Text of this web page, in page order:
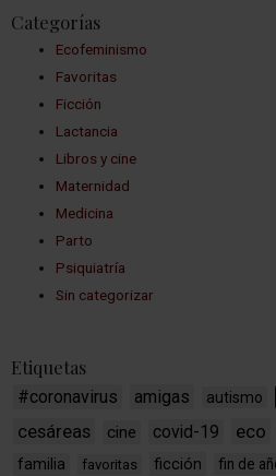
Categorías
Ecofeminismo
Favoritas
Ficción
Lactancia
Libros y cine
Maternidad
Medicina
Parto
Psiquiatría
Sin categorizar
Etiquetas
#coronavirus amigas autismo
cesáreas cine covid-19 eco
familia favoritas ficción fin de